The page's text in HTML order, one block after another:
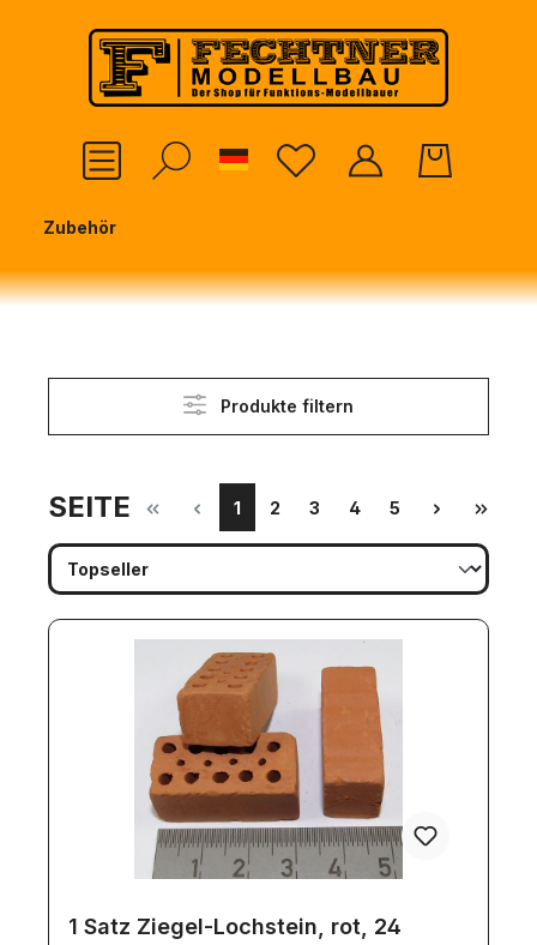
springen
German
Zubehör
Produkte filtern
SEITE 1 2 3 4 5
1 Satz Ziegel-Lochstein, rot, 24